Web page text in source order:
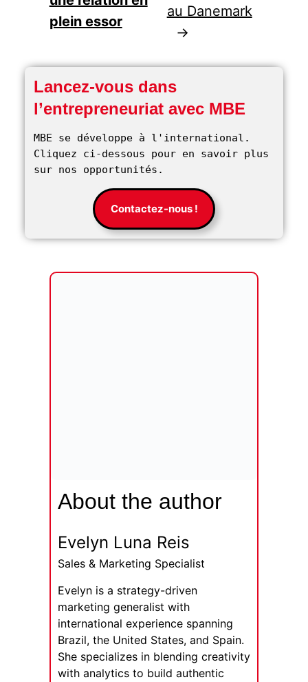
plein essor
au Danemark
→
Lancez-vous dans
l’entrepreneuriat avec MBE
MBE se développe à l'international.
Cliquez ci-dessous pour en savoir plus
sur nos opportunités.
Contactez-nous !
About the author
Evelyn Luna Reis
Sales & Marketing Specialist
Evelyn is a strategy-driven
marketing generalist with
international experience spanning
Brazil, the United States, and Spain.
She specializes in blending creativity
with analytics to build authentic